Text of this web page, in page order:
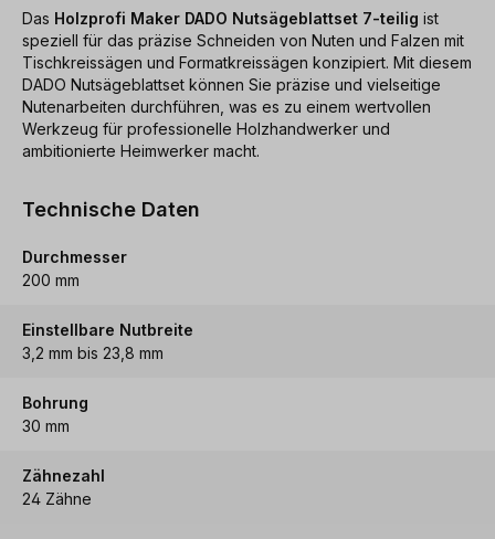
Das Holzprofi Maker DADO Nutsägeblattset 7-teilig ist
speziell für das präzise Schneiden von Nuten und Falzen mit
Tischkreissägen und Formatkreissägen konzipiert. Mit diesem
DADO Nutsägeblattset können Sie präzise und vielseitige
Nutenarbeiten durchführen, was es zu einem wertvollen
Werkzeug für professionelle Holzhandwerker und
ambitionierte Heimwerker macht.
Technische Daten
Durchmesser
200 mm
Einstellbare Nutbreite
3,2 mm bis 23,8 mm
Bohrung
30 mm
Zähnezahl
24 Zähne